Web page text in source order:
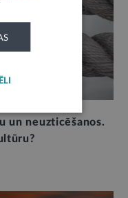
un neuzticēšanos.